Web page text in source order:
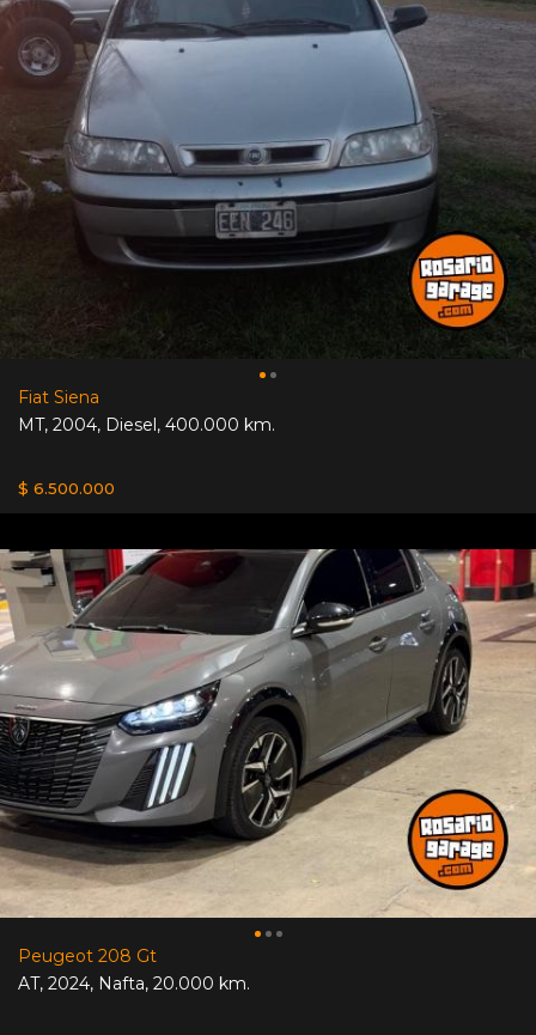
Fiat Siena
MT, 2004, Diesel, 400.000 km.
$ 6.500.000
Peugeot 208 Gt
AT, 2024, Nafta, 20.000 km.